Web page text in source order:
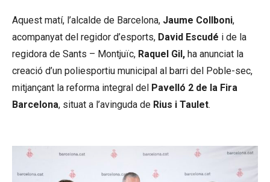
Aquest matí, l’alcalde de Barcelona, Jaume Collboni,
acompanyat del regidor d’esports, David Escudé i de la
regidora de Sants – Montjuïc, Raquel Gil, ha anunciat la
creació d’un poliesportiu municipal al barri del Poble-sec,
mitjançant la reforma integral del Pavelló 2 de la Fira
Barcelona, situat a l’avinguda de Rius i Taulet.